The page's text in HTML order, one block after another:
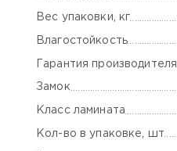
Вес упаковки, кг
Влагостойкость
Гарантия производителя
Замок
Класс ламината
Кол-во в упаковке, шт